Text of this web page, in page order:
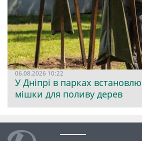
06.08.2026 10:22
У Дніпрі в парках
мішки для поливу дерев